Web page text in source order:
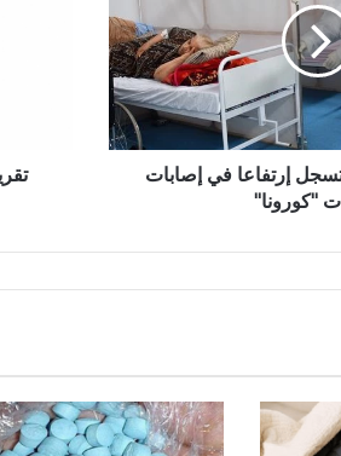
إرتفاعا في إصابات
"كورونا"